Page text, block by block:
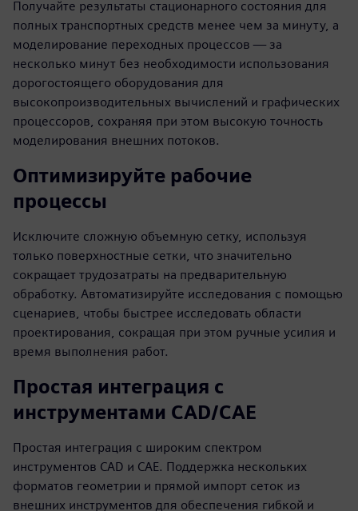
Получайте результаты стационарного состояния для
полных транспортных средств менее чем за минуту, а
моделирование переходных процессов — за
несколько минут без необходимости использования
дорогостоящего оборудования для
высокопроизводительных вычислений и графических
процессоров, сохраняя при этом высокую точность
моделирования внешних потоков.
Оптимизируйте рабочие
процессы
Исключите сложную объемную сетку, используя
только поверхностные сетки, что значительно
сокращает трудозатраты на предварительную
обработку. Автоматизируйте исследования с помощью
сценариев, чтобы быстрее исследовать области
проектирования, сокращая при этом ручные усилия и
время выполнения работ.
Простая интеграция с
инструментами CAD/CAE
Простая интеграция с широким спектром
инструментов CAD и CAE. Поддержка нескольких
форматов геометрии и прямой импорт сеток из
внешних инструментов для обеспечения гибкой и